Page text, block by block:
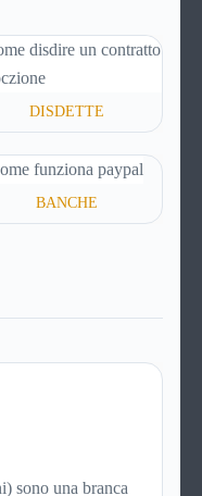
DISDETTE
BANCHE
sono una branca